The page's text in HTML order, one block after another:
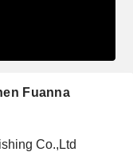
Fuanna
Co.,Ltd